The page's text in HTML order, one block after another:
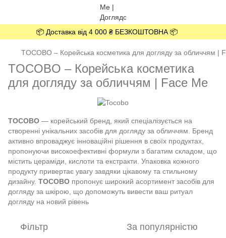
📦 Доставка від 4 000 ₴ БЕЗКОШТОВНА 📦
TOCOBO – Корейська косметика для догляду за обличчям |
TOCOBO – Корейська косметика
для догляду за обличчям | Face Me
TOCOBO — корейський бренд, який спеціалізується на
створенні унікальних засобів для догляду за обличчям. Бренд
активно впроваджує інноваційні рішення в своїх продуктах,
пропонуючи високоефективні формули з багатим складом, що
містить цераміди, кислоти та екстракти. Упаковка кожного
продукту привертає увагу завдяки цікавому та стильному
дизайну. TOCOBO пропонує широкий асортимент засобів для
догляду за шкірою, що допоможуть вивести ваш ритуал
догляду на новий рівень
Фільтр За популярністю